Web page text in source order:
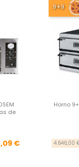
de
Precio base
Precio
€
9+9
Horno
4.646,00